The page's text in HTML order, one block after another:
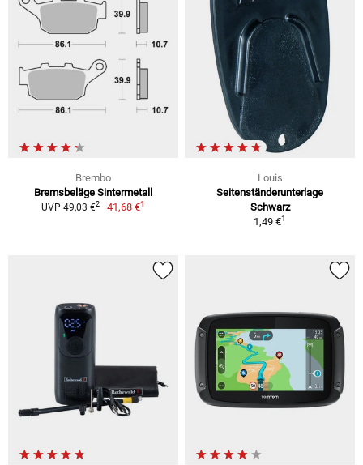
Brembo
Bremsbeläge Sintermetall
UVP 49,03 €2 41,68 €1
Louis
Seitenständerunterlage
Schwarz
1,49 €1